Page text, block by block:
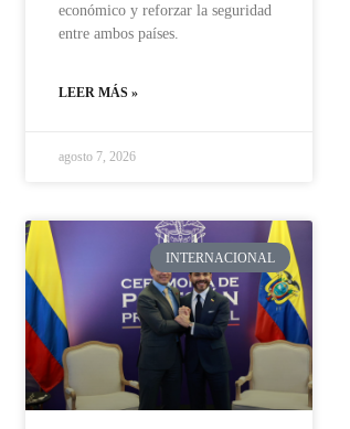
económico y reforzar la seguridad
entre ambos países.
LEER MÁS »
agosto 7, 2026
INTERNACIONAL